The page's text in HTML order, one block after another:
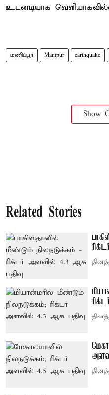
உடனடியாக
மணிப்பூர் Manipur earthquake
Show
Related Stories